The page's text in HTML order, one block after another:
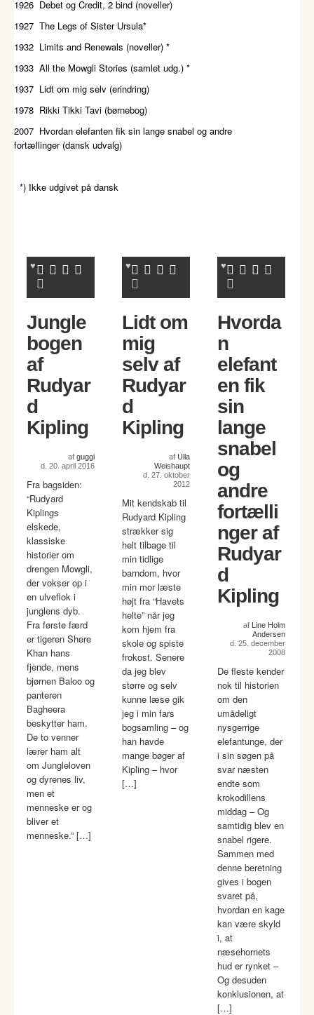
1926 Debet og Credit, 2 bind (noveller)
1927 The Legs of Sister Ursula*
1932 Limits and Renewals (noveller) *
1933 All the Mowgli Stories (samlet udg.) *
1937 Lidt om mig selv (erindring)
1978 Rikki Tikki Tavi (børnebog)
2007 Hvordan elefanten fik sin lange snabel og andre
fortællinger (dansk udvalg)
*) Ikke udgivet på dansk
Jungle
bogen
af
Rudyar
d
Kipling
af guggi
d. 20. april 2016
Fra bagsiden:
“Rudyard
Kiplings
elskede,
klassiske
historier om
drengen Mowgli,
der vokser op i
en ulveflok i
junglens dyb.
Fra første færd
er tigeren Shere
Khan hans
fjende, mens
bjørnen Baloo og
panteren
Bagheera
beskytter ham.
De to venner
lærer ham alt
om Jungleloven
og dyrenes liv,
men et
menneske er og
bliver et
menneske.” […]
Lidt om
mig
selv af
Rudyar
d
Kipling
af Ulla
Weishaupt
d. 27. oktober
2012
Mit kendskab til
Rudyard Kipling
strækker sig
helt tilbage til
min tidlige
barndom, hvor
min mor læste
højt fra “Havets
helte” når jeg
kom hjem fra
skole og spiste
frokost. Senere
da jeg blev
større og selv
kunne læse gik
jeg i min fars
bogsamling – og
han havde
mange bøger af
Kipling – hvor
[…]
Hvorda
n
elefant
en fik
sin
lange
snabel
og
andre
fortælli
nger af
Rudyar
d
Kipling
af Line Holm
Andersen
d. 25. december
2008
De fleste kender
nok til historien
om den
umådeligt
nysgerrige
elefantunge, der
i sin søgen på
svar næsten
endte som
krokodillens
middag – Og
samtidig blev en
snabel rigere.
Sammen med
denne beretning
gives i bogen
svaret på,
hvordan en kage
kan være skyld
i, at
næsehornets
hud er rynket –
Og desuden
konklusionen, at
[…]